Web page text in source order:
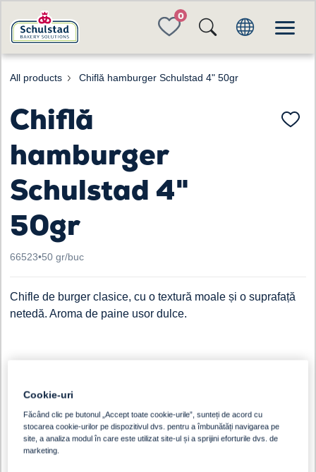
FAVORITES
All products Chiflă hamburger Schulstad 4" 50gr
Chiflă
hamburger
Schulstad 4"
50gr
66523•50 gr/buc
Chifle de burger clasice, cu o textură moale și o suprafață
netedă. Aroma de paine usor dulce.
Cookie-uri
Făcând clic pe butonul „Accept toate cookie-urile”, sunteți de acord cu
stocarea cookie-urilor pe dispozitivul dvs. pentru a îmbunătăți navigarea pe
site, a analiza modul în care este utilizat site-ul și a sprijini eforturile dvs. de
marketing.